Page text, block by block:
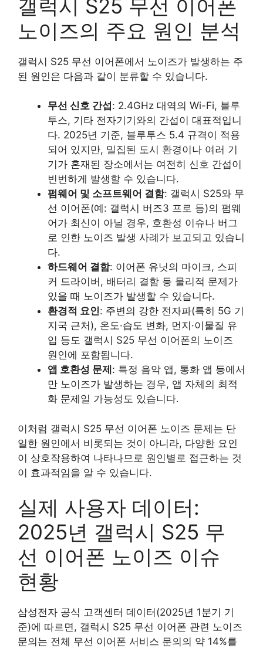
갤럭시 S25 무선 이어폰
노이즈의 주요 원인 분석
갤럭시 S25 무선 이어폰에서 노이즈가 발생하는 주
된 원인은 다음과 같이 분류할 수 있습니다.
무선 신호 간섭 : 2.4GHz 대역의 Wi-Fi, 블루
투스, 기타 전자기기와의 간섭이 대표적입니
다. 2025년 기준, 블루투스 5.4 규격이 적용
되어 있지만, 밀집된 도시 환경이나 여러 기
기가 혼재된 장소에서는 여전히 신호 간섭이
빈번하게 발생할 수 있습니다.
펌웨어 및 소프트웨어 결함: 갤럭시 S25와 무
선 이어폰(예: 갤럭시 버즈3 프로 등)의 펌웨
어가 최신이 아닐 경우, 호환성 이슈나 버그
로 인한 노이즈 발생 사례가 보고되고 있습니
다.
하드웨어 결함: 이어폰 유닛의 마이크, 스피
커 드라이버, 배터리 결함 등 물리적 문제가
있을 때 노이즈가 발생할 수 있습니다.
환경적 요인: 주변의 강한 전자파(특히 5G 기
지국 근처), 온도·습도 변화, 먼지·이물질 유
입 등도 갤럭시 S25 무선 이어폰의 노이즈
원인에 포함됩니다.
앱 호환성 문제 : 특정 음악 앱, 통화 앱 등에서
만 노이즈가 발생하는 경우, 앱 자체의 최적
화 문제일 가능성도 있습니다.
이처럼 갤럭시 S25 무선 이어폰 노이즈 문제는 단
일한 원인에서 비롯되는 것이 아니라, 다양한 요인
이 상호작용하여 나타나므로 원인별로 접근하는 것
이 효과적임을 알 수 있습니다.
실제 사용자 데이터:
2025년 갤럭시 S25 무
선 이어폰 노이즈 이슈
현황
삼성전자 공식 고객센터 데이터(2025년 1분기 기
준)에 따르면, 갤럭시 S25 무선 이어폰 관련 노이즈
문의는 전체 무선 이어폰 서비스 문의의 약 14%를